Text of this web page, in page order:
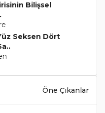
Bilişsel
Seksen Dört
Öne Çıkanlar